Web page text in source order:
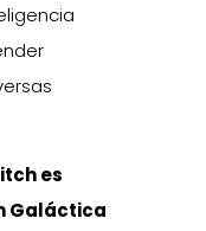
es
Galáctica